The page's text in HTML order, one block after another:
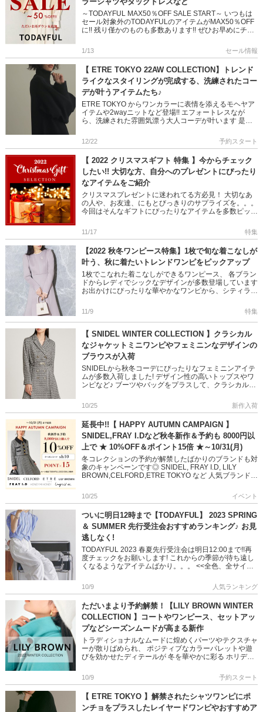
～TODAYFUL MAX50％OFF SALE START～ いつもは
セール対象外のTODAYFULのアイテムがMAX50％OFF
に!! 残り僅かのものも多数あります!! ぜひお早めにチェ
1/13 セール情報
【 ETRE TOKYO 22AW COLLECTION】トレンド
ライクなスタイリングが完成する、洗練されたコー
デが叶うアイテムたち♪
ETRE TOKYO からワンカラーに表情を添えるモヘヤア
イテムや2wayニットなど登場!! エフォートレスなが
ら、洗練された雰囲気漂う大人コーデが叶います 是非
12/22 予約スタート
【 2022 クリスマスギフト 特集 】今からチェック
したい!! 大切な方、自分へのプレゼントにぴったり
なアイテムをご紹介
クリスマスプレゼントに迷われてる方必見！ 大切なあ
の人や、お友達、にもとびっきりのサプライズを。。。
今回はそんなギフトにぴったりなアイテムを多数ピック
マスギフト特 […]
11/17 特集
【2022 秋冬ワンピース特集】1枚で旬な着こなしが
叶う、秋に着たいトレンドワンピをピックアップ
1枚でこなれた着こなしができるワンピース、 各ブラン
ドからレディでシックなデザインが多数登場しています
お出かけにぴったりな華やかなワンピから、シティライ
特集!! ぜひご […]
11/9 特集
【 SNIDEL WINTER COLLECTION 】クラシカル
なジャケットミニワンピやフェミニンなデザインの
ブラウスが入荷
SNIDELから秋冬コーデにぴったりなフェミニンアイテ
ムが多数入荷しました! デザイン性の高いトップスやワ
ンピなど♪ ブーツやバッグをプラスして、クラシカルな
＞＞SN […]
10/25 新作入荷
延長中!!【 HAPPY AUTUMN CAMPAIGN 】
SNIDEL,FRAY I.Dなど秋冬新作＆予約も 8000円以
上で ★ 10%OFF＆ポイント15倍 ★～10/31(月)
冬コレクションの予約が解禁したばかりのブランドも対
象のキャンペーンです◎ SNIDEL, FRAY I.D, LILY
BROWN,CELFORD,ETRE TOKYO など 人気ブランドの
10/25 イベント
ついに明日12時まで【TODAYFUL】 2023 SPRING
＆ SUMMER 先行受注会おすすめランキング♪ お見
逃しなく!
TODAYFUL 2023 春夏先行受注会は明日12:00まで!!再
度チェックをお願いします! これからの季節が待ち遠し
くなるようなアイテムばかり。。。 <<全色、全サイズ
10/9 人気ランキング
ただいまより予約解禁！【LILY BROWN WINTER
COLLECTION 】コートやワンピース、セットアッ
プなどシーズンムードが高まる新作
トラディショナルなムードに煌めくパーツやテクスチャ
ーが散りばめられ、 ポジティブなカラーパレットや遊
びを効かせたディテールが 冬を華やかに彩る ホリデー
お届けしま […]
10/9 予約スタート
【 ETRE TOKYO 】解禁されたシャツワンピにポ
ンチョをプラスしたレイヤードワンピやおすすめア